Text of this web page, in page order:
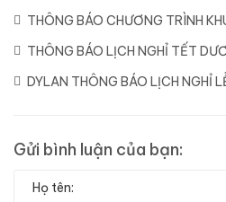
ty Dylan(04/02/2026)
THÔNG BÁO CHƯƠNG TRÌNH
THÔNG BÁO LỊCH NGHỈ TẾT
(29/12/2025)
DYLAN THÔNG BÁO LỊCH NGHỈ
Gửi bình luận của bạn: